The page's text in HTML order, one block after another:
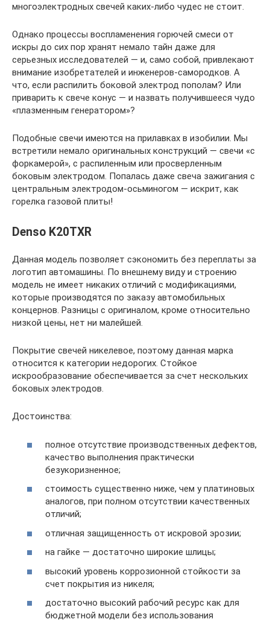
многоэлектродных свечей каких-либо чудес не стоит.
Однако процессы воспламенения горючей смеси от
искры до сих пор хранят немало тайн даже для
серьезных исследователей — и, само собой, привлекают
внимание изобретателей и инженеров-самородков. А
что, если распилить боковой электрод пополам? Или
приварить к свече конус — и назвать получившееся чудо
«плазменным генератором»?
Подобные свечи имеются на прилавках в изобилии. Мы
встретили немало оригинальных конструкций — свечи «с
форкамерой», с распиленным или просверленным
боковым электродом. Попалась даже свеча зажигания с
центральным электродом-осьминогом — искрит, как
горелка газовой плиты!
Denso K20TXR
Данная модель позволяет сэкономить без переплаты за
логотип автомашины. По внешнему виду и строению
модель не имеет никаких отличий с модификациями,
которые производятся по заказу автомобильных
концернов. Разницы с оригиналом, кроме относительно
низкой цены, нет ни малейшей.
Покрытие свечей никелевое, поэтому данная марка
относится к категории недорогих. Стойкое
искрообразование обеспечивается за счет нескольких
боковых электродов.
Достоинства:
полное отсутствие производственных дефектов,
качество выполнения практически
безукоризненное;
стоимость существенно ниже, чем у платиновых
аналогов, при полном отсутствии качественных
отличий;
отличная защищенность от искровой эрозии;
на гайке — достаточно широкие шлицы;
высокий уровень коррозионной стойкости за
счет покрытия из никеля;
достаточно высокий рабочий ресурс как для
бюджетной модели без использования